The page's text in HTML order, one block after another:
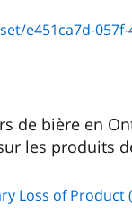
057f-4a94-
de bière en
les produits
Loss of Product